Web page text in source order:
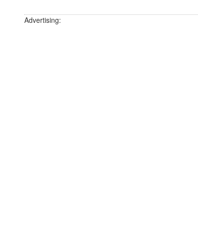
Advertising: